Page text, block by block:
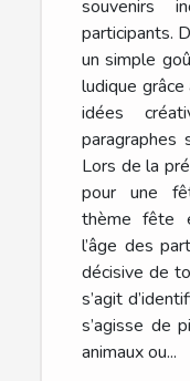
souvenirs
participants.
un simple
ludique
idées
paragraphes
Lors de la
pour une
thème fête
l’âge des
décisive de
s’agit
s’agisse de
animaux ou...